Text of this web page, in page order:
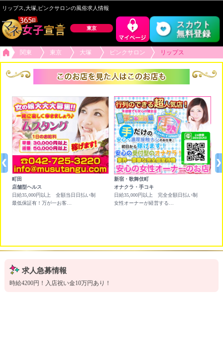
リップス,大塚,ピンクサロンの風俗求人情報
東京 スカウト
無料登録
関東 東京 大塚 ピンクサロン リップス
町田
店舗型ヘルス
日給35,000円以上 全額当日日払い制
新宿・歌舞伎町
オナクラ・手コキ
日給35,000円以上 完全全額日払い制
求人急募情報
時給4200円！入店祝い金10万円あり！